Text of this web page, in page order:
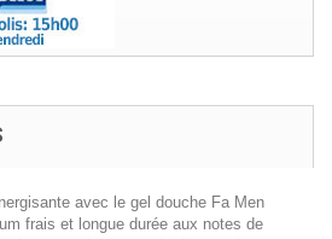
avec le gel douche Fa Men
frais et longue durée aux notes de